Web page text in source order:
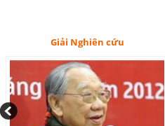
Giải Nghiên cứu